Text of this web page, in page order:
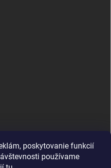
poskytovanie funkcií
používame